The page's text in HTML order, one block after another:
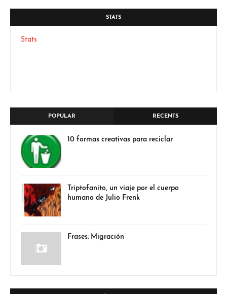
STATS
Stats
POPULAR RECENTS
10 formas creativas para reciclar
Triptofanito, un viaje por el cuerpo
humano de Julio Frenk
Frases: Migración